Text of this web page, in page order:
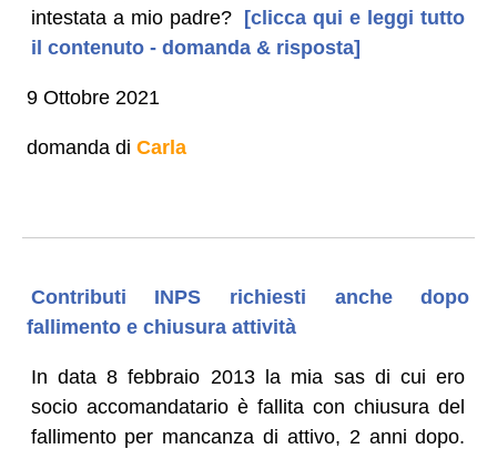
intestata a mio padre? [clicca qui e leggi tutto
il contenuto - domanda & risposta]
9 Ottobre 2021
domanda di Carla
Contributi INPS richiesti anche dopo
fallimento e chiusura attività
In data 8 febbraio 2013 la mia sas di cui ero
socio accomandatario è fallita con chiusura del
fallimento per mancanza di attivo, 2 anni dopo.